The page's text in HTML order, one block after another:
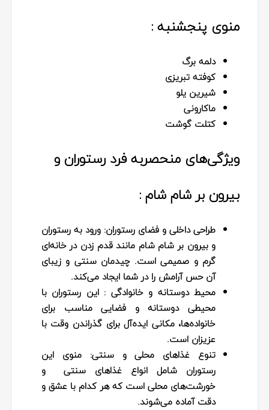
منوی پنجشنبه :
دلمه برگ
كوفته تبريزى
شيرين يلو
ماكارونى
كتلت گوشت
ویژگی‌های منحصربه‌ فرد رستوران و
بیرون بر شام شام :
طراحی داخلی و فضای رستوران:ورود به رستوران
و بیرون بر شام شام مانند قدم زدن در خانه‌ای
گرم و صمیمی است. چیدمان سنتی و زیبای
آن حس آرامش را در شما ایجاد می‌کند.
محیط دوستانه و خانوادگی :این رستوران با
محیطی دوستانه و فضایی مناسب برای
خانواده‌ها، مکانی ایده‌آل برای گذراندن وقت با
عزیزان است.
تنوع غذاهای محلی و سنتی:منوی این
رستوران شامل انواع غذاهای سنتی و
خورشت‌های محلی است که هر کدام با عشق و
دقت آماده می‌شوند.